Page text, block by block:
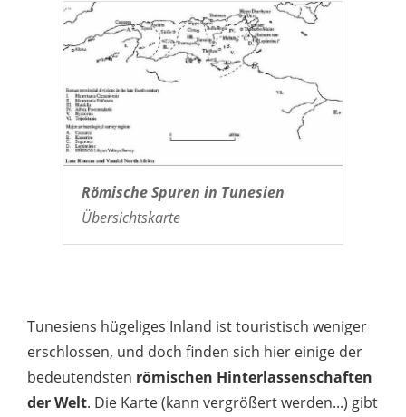
Römische Spuren in Tunesien
Übersichtskarte
Tunesiens hügeliges Inland ist touristisch weniger
erschlossen, und doch finden sich hier einige der
bedeutendsten römischen Hinterlassenschaften
der Welt. Die Karte (kann vergrößert werden...) gibt